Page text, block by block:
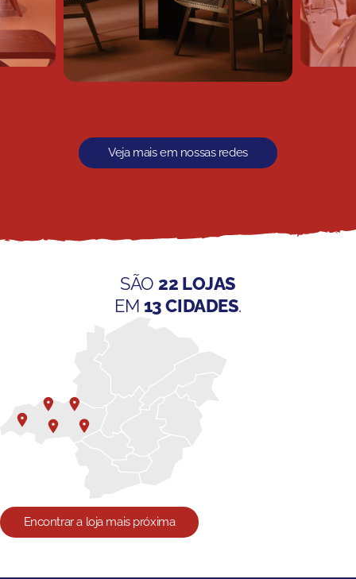
Veja mais em nossas redes
SÃO22 LOJAS
EM 13 CIDADES.
Encontrar a loja mais próxima